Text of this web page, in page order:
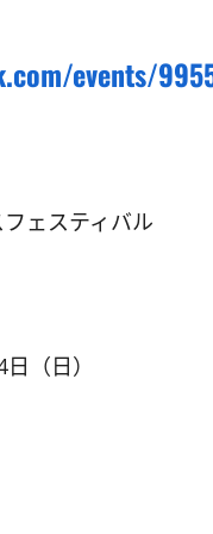
events/
フェスティバル
（日）